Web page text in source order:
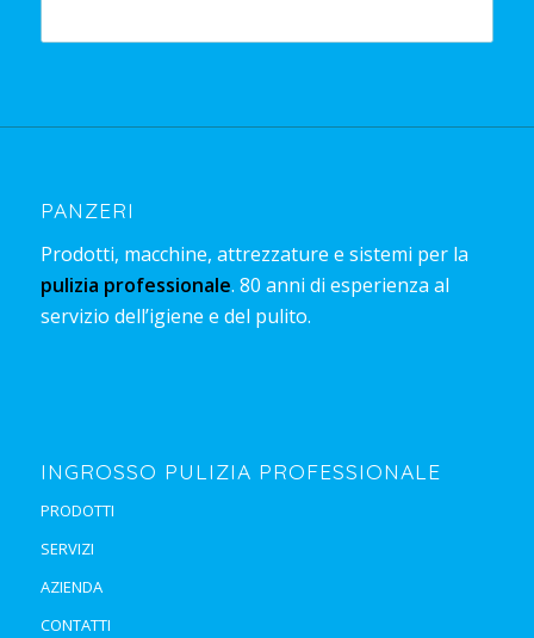
PANZERI
Prodotti, macchine, attrezzature e sistemi per la
pulizia professionale. 80 anni di esperienza al
servizio dell’igiene e del pulito.
INGROSSO PULIZIA PROFESSIONALE
PRODOTTI
SERVIZI
AZIENDA
CONTATTI